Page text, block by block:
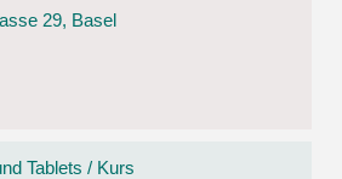
29, Basel
Tablets / Kurs